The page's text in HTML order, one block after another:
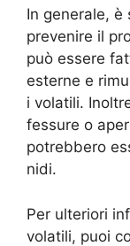
In generale, è
prevenire il
può essere
esterne e
i volatili.
fessure o
potrebbero
nidi.
Per ulteriori
volatili, puoi